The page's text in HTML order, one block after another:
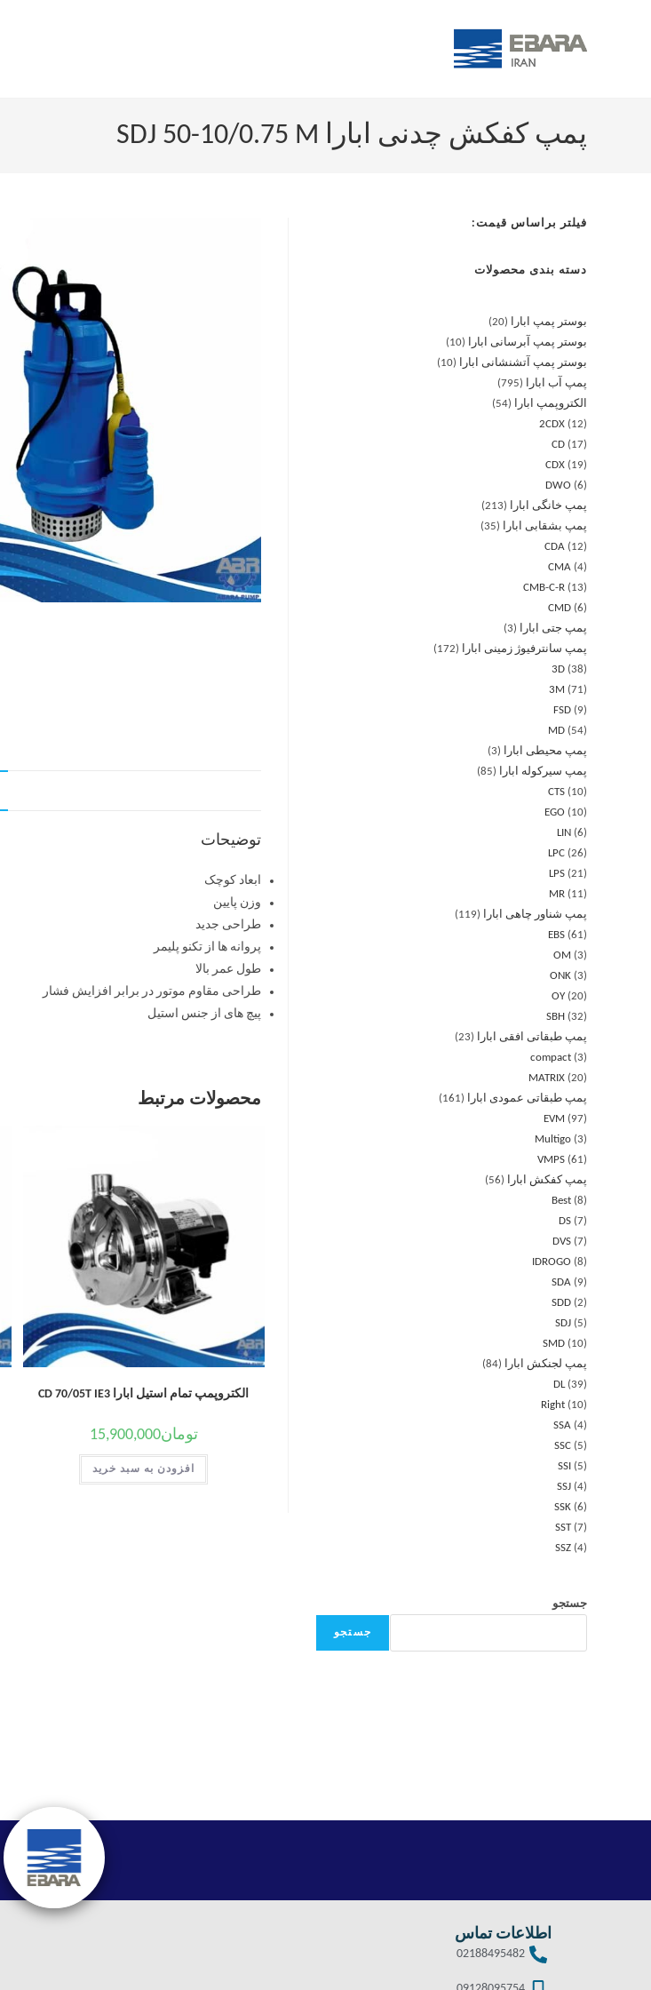
پمپ کفکش چدنی ابارا SDJ 50-10/0.75 M
توضیحات
ابعاد کوچک
وزن پایین
طراحی جدید
پروانه ها از تکنو پلیمر
طول عمر بالا
طراحی مقاوم موتور در برابر افزایش فشار
پیچ های از جنس استیل
محصولات مرتبط
الکتروپمپ تمام استیل ابارا CD 70/05T IE3
تومان15,900,000
افزودن به سبد خرید
فیلتر براساس قیمت:
دسته بندی محصولات
بوستر پمپ ابارا
20
بوستر پمپ آبرسانی ابارا
10
بوستر پمپ آتشنشانی ابارا
10
پمپ آب ابارا
795
الکتروپمپ ابارا
54
2CDX
12
CD
17
CDX
19
DWO
6
پمپ خانگی ابارا
213
پمپ بشقابی ابارا
35
CDA
12
CMA 4
CMB-C-R
13
CMD 6
پمپ جتی ابارا
3
پمپ سانترفیوژ زمینی ابارا
172
3D 38
3M
71
FSD
9
MD
54
پمپ محیطی ابارا
3
پمپ سیرکوله ابارا
85
CTS
10
EGO
10
LIN 6
LPC 26
LPS 21
MR
11
پمپ شناور چاهی ابارا
119
EBS 61
OM
3
ONK 3
OY 20
SBH 32
پمپ طبقاتی افقی ابارا
23
compact 3
MATRIX 20
پمپ طبقاتی عمودی ابارا
161
EVM
97
Multigo 3
VMPS 61
پمپ کفکش ابارا
56
Best 8
DS 7
DVS 7
IDROGO
8
SDA
9
SDD 2
SDJ
5
SMD
10
پمپ لجنکش ابارا
84
DL 39
Right
10
SSA 4
SSC
5
SSI
5
SSJ 4
SSK 6
SST 7
SSZ 4
جستجو
جستجو
اطلاعات تماس
02188495482